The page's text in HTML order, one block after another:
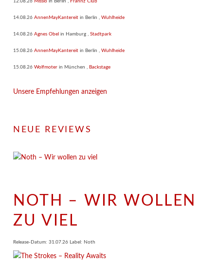
12.08.26 Missio in Berlin , Frannz Club
14.08.26 AnnenMayKantereit in Berlin , Wuhlheide
14.08.26 Agnes Obel in Hamburg , Stadtpark
15.08.26 AnnenMayKantereit in Berlin , Wuhlheide
15.08.26 Wolfmoter in München , Backstage
Unsere Empfehlungen anzeigen
NEUE REVIEWS
NOTH – WIR WOLLEN
ZU VIEL
Release-Datum: 31.07.26 Label: Noth